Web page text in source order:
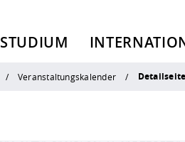
STUDIUM
Veranstaltungskalender Detailseite